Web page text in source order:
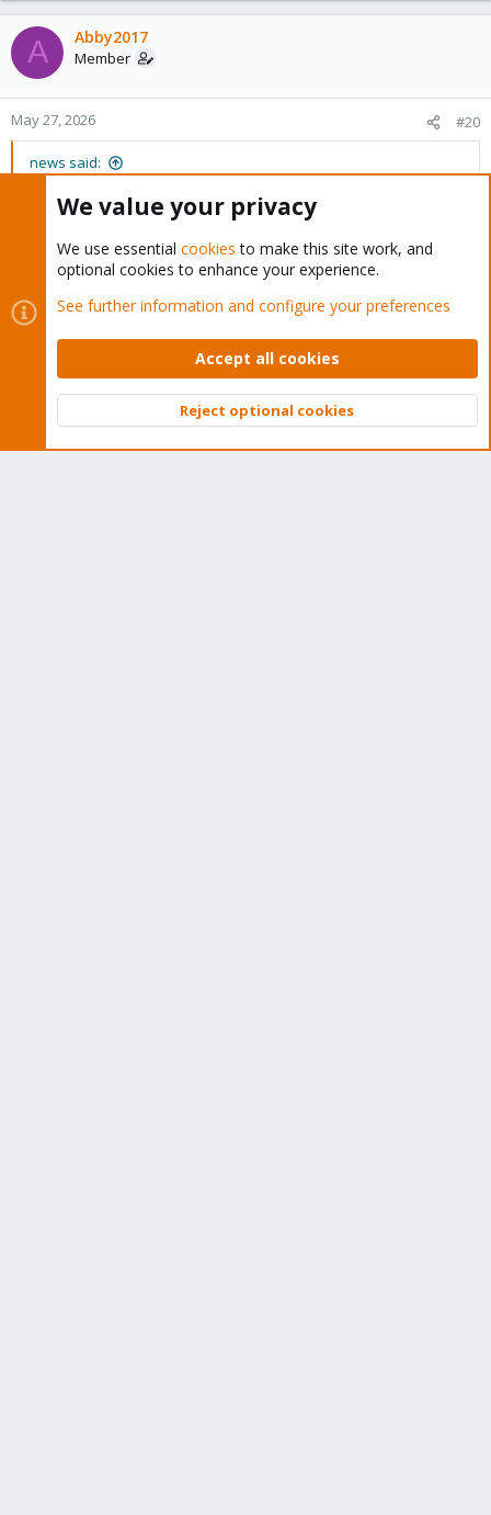
A Abby2017
Member
May 27, 2026 #20
news said:
Guten Mittag,
und, was ist das Ergebnis?
von vormals 16GB belegt, auf 7,5 GB runter ;-)
R
o
ChrisTG74
1 of 2 Next Last
You must log in or register to reply here.Top
We value your privacy
We use essential cookies to make this site work, and
optional cookies to enhance your experience.
See further information and configure your preferences
Accept all cookies
Reject optional cookies